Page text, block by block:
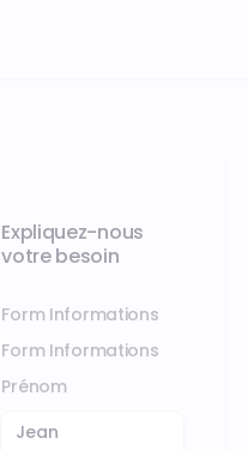
Expliquez-nous
votre besoin
Form Informations
Form Informations
Prénom